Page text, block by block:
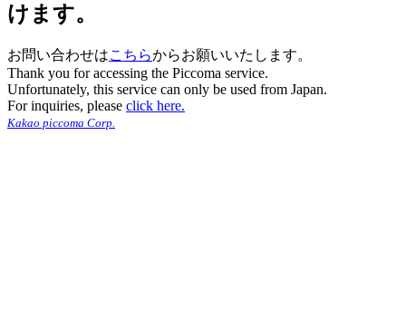
けます。
お問い合わせはこちらからお願いいたします。
Thank you for accessing the Piccoma service.
Unfortunately, this service can only be used from Japan.
For inquiries, please click here.
Kakao piccoma Corp.